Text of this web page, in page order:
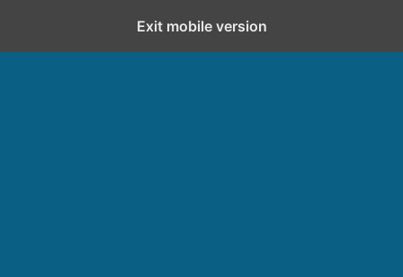
Exit mobile version